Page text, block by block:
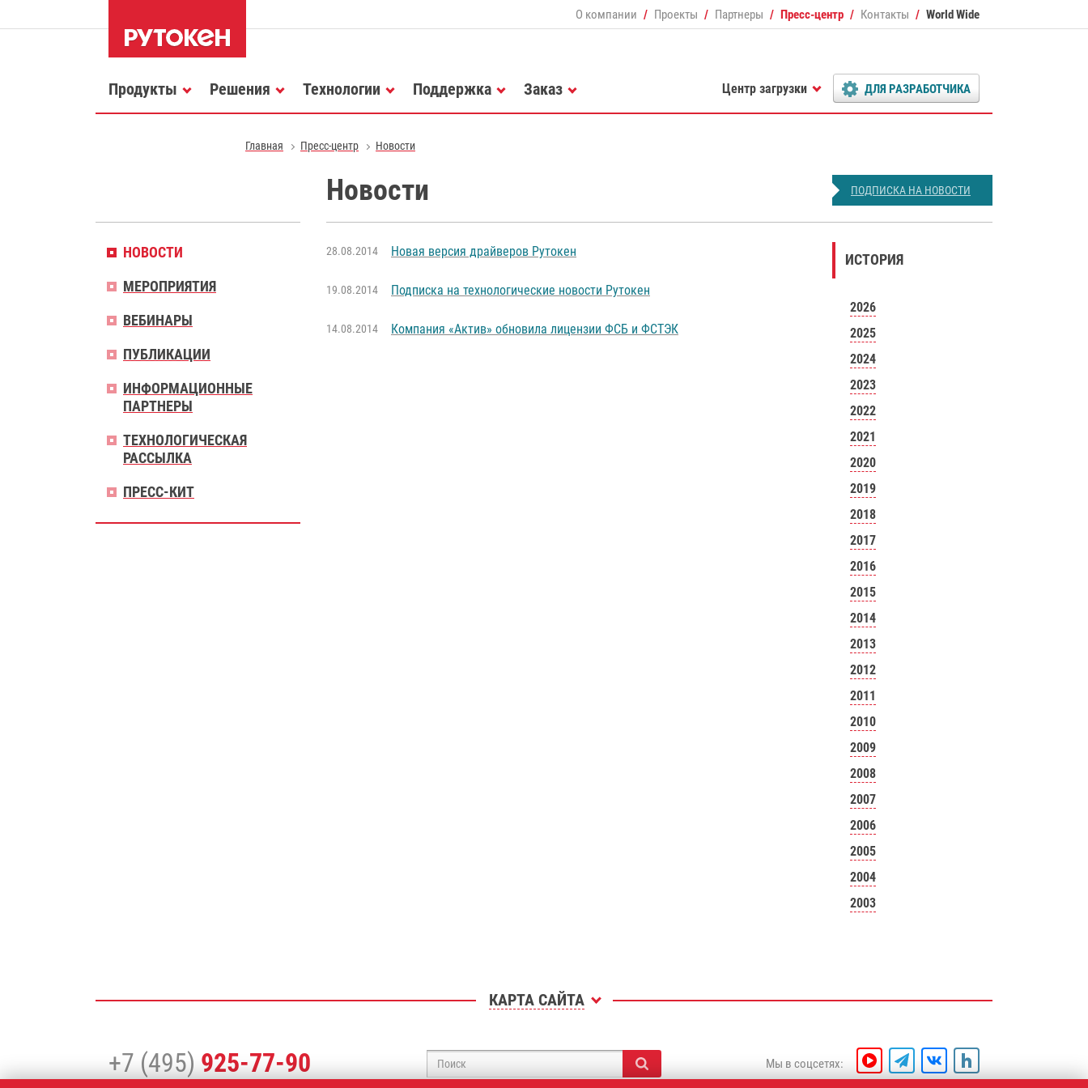
О компании Проекты Партнеры Пресс-центр Контакты World Wide
Продукты Решения Технологии Поддержка Заказ Центр загрузки ДЛЯ РАЗРАБОТЧИКА
Главная Пресс-центр Новости
Новости ПОДПИСКА НА НОВОСТИ
28.08.2014 Новая версия драйверов Рутокен
19.08.2014 Подписка на технологические новости Рутокен
14.08.2014 Компания «Актив» обновила лицензии ФСБ и ФСТЭК
ИСТОРИЯ
2026
2025
2024
2023
2022
2021
2020
2019
2018
2017
2016
2015
2014
2013
2012
2011
2010
2009
2008
2007
2006
2005
2004
2003
НОВОСТИ
МЕРОПРИЯТИЯ
ВЕБИНАРЫ
ПУБЛИКАЦИИ
ИНФОРМАЦИОННЫЕ
ПАРТНЕРЫ
ТЕХНОЛОГИЧЕСКАЯ
РАССЫЛКА
ПРЕСС-КИТ
КАРТА САЙТА
+7 (495) 925-77-90 Мы в соцсетях: